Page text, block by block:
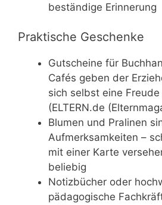
beständige Erinnerung
Praktische Geschenke
Gutscheine für
Cafés geben der
sich selbst eine
(ELTERN.de
Blumen und Pralinen
Aufmerksamkeiten –
mit einer Karte
beliebig
Notizbücher oder
pädagogische